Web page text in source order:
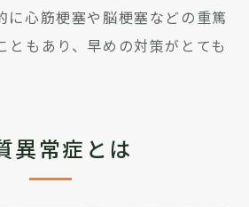
に心筋梗塞や脳梗塞などの重篤
ともあり、早めの対策がとても
異常症とは